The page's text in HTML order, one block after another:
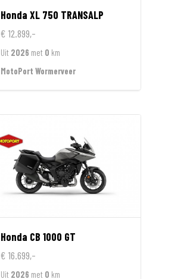
Honda XL 750 TRANSALP
€ 12.899,-
Uit 2026 met 0 km
MotoPort Wormerveer
Honda CB 1000 GT
€ 16.699,-
Uit 2026 met 0 km